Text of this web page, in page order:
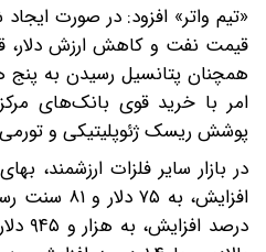
«تیم واتر» افزود: در صورت
امر با خرید قوی بانک‌های
پوشش ریسک ژئوپلیتیکی و